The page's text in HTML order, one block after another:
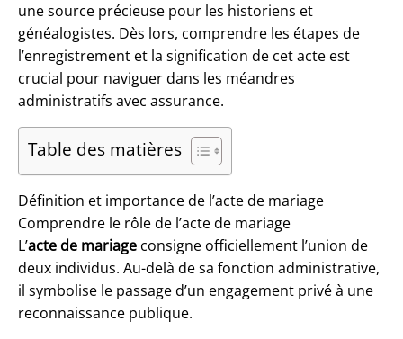
une source précieuse pour les historiens et
généalogistes. Dès lors, comprendre les étapes de
l’enregistrement et la signification de cet acte est
crucial pour naviguer dans les méandres
administratifs avec assurance.
Table des matières
Définition et importance de l’acte de mariage
Comprendre le rôle de l’acte de mariage
L’acte de mariage consigne officiellement l’union de
deux individus. Au-delà de sa fonction administrative,
il symbolise le passage d’un engagement privé à une
reconnaissance publique.